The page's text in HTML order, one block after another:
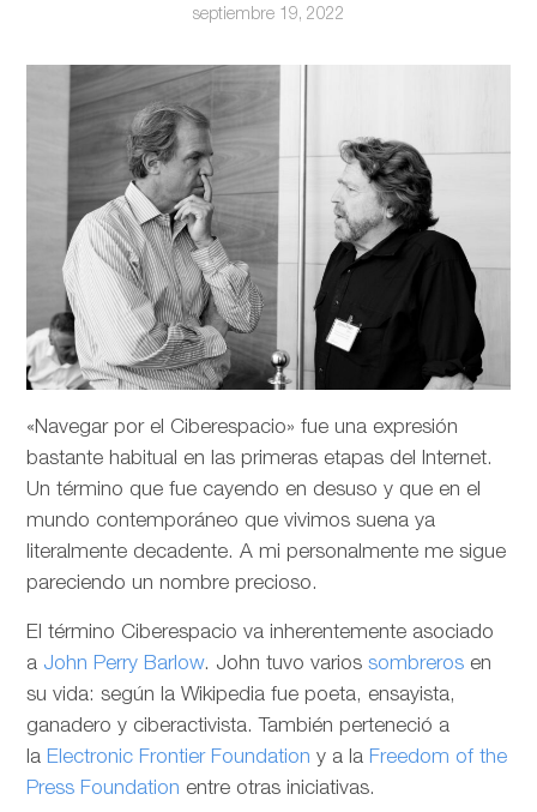
septiembre 19, 2022
«Navegar por el Ciberespacio» fue una expresión
bastante habitual en las primeras etapas del Internet.
Un término que fue cayendo en desuso y que en el
mundo contemporáneo que vivimos suena ya
literalmente decadente. A mi personalmente me sigue
pareciendo un nombre precioso.
El término Ciberespacio va inherentemente asociado
a John Perry Barlow. John tuvo variossombreros en
su vida: según la Wikipedia fue poeta, ensayista,
ganadero y ciberactivista. También perteneció a
la Electronic Frontier Foundation y a la Freedom of the
Press Foundation entre otras iniciativas.